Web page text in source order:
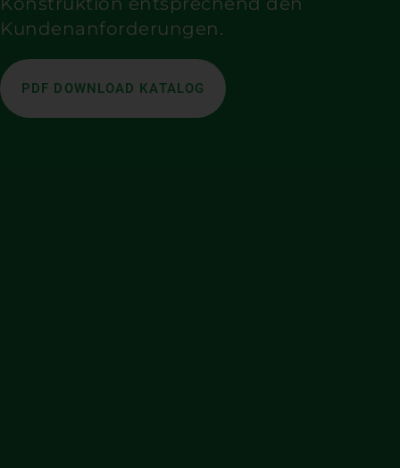
Kundenanforderungen.
PDF DOWNLOAD KATALOG